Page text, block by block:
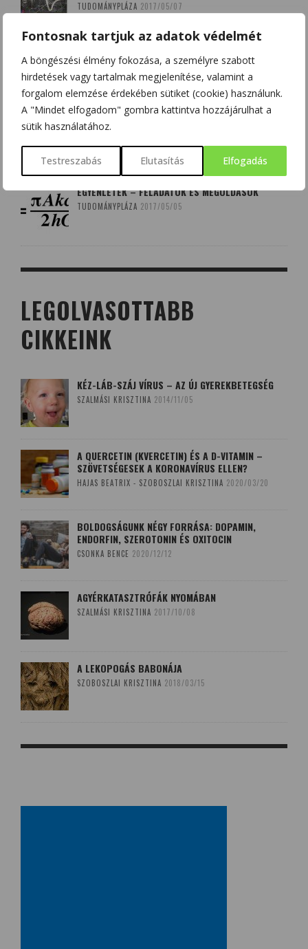
Fontosnak tartjuk az adatok védelmét
A böngészési élmény fokozása, a személyre szabott
hirdetések vagy tartalmak megjelenítése, valamint a
forgalom elemzése érdekében sütiket (cookie) használunk.
A "Mindet elfogadom" gombra kattintva hozzájárulhat a
sütik használatához.
Testreszabás Elutasítás Elfogadás
TUDOMÁNYPLÁZA 2017/05/07
LÉTEZÉSÉRE
TUDOMÁNYPLÁZA 2014/10/19
SZÖVEGES FELADATOK ÉS MEGOLDÁSOK
EGYENLETEK – FELADATOK ÉS MEGOLDÁSOK
TUDOMÁNYPLÁZA 2017/05/05
LEGOLVASOTTABB
CIKKEINK
KÉZ-LÁB-SZÁJ VÍRUS – AZ ÚJ GYEREKBETEGSÉG
SZALMÁSI KRISZTINA 2014/11/05
A QUERCETIN (KVERCETIN) ÉS A D-VITAMIN –
SZÖVETSÉGESEK A KORONAVÍRUS ELLEN?
HAJAS BEATRIX - SZOBOSZLAI KRISZTINA 2020/03/20
BOLDOGSÁGUNK NÉGY FORRÁSA: DOPAMIN,
ENDORFIN, SZEROTONIN ÉS OXITOCIN
CSONKA BENCE 2020/12/12
AGYÉRKATASZTRÓFÁK NYOMÁBAN
SZALMÁSI KRISZTINA 2017/10/08
A LEKOPOGÁS BABONÁJA
SZOBOSZLAI KRISZTINA 2018/03/15